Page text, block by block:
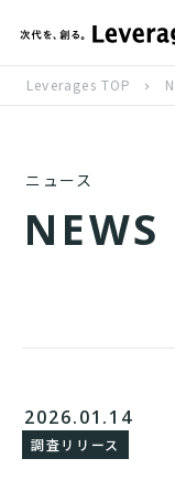
Leverages TOP
ニュース
NEWS
2026.01.14
調査リリース